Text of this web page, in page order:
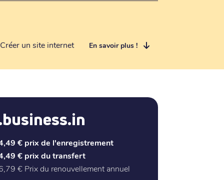
Créer un site internet En savoir plus !
€ prix de l'enregistrement
€ prix du transfert
€ Prix du renouvellement annuel